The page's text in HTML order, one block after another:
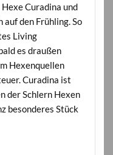
Curadina und
auf den Frühling. So
Living
es draußen
Hexenquellen
Curadina ist
der Schlern Hexen
besonderes Stück